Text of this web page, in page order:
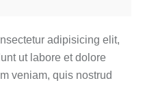
adipisicing elit,
ut labore et dolore
veniam, quis nostrud